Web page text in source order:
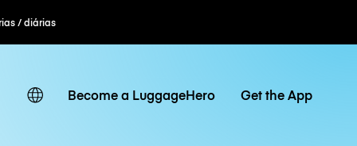
/ diárias
Become a LuggageHero Get the App